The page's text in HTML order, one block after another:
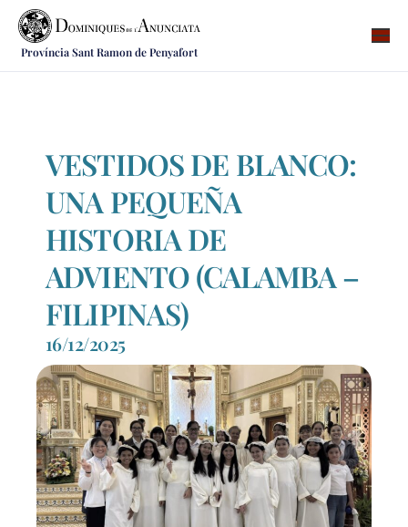
Província Sant Ramon de Penyafort
Qui som
Vocacions
Notícies
Recursos
Contacte
VESTIDOS DE BLANCO:
UNA PEQUEÑA
HISTORIA DE
ADVIENTO (CALAMBA –
FILIPINAS)
16/12/2025